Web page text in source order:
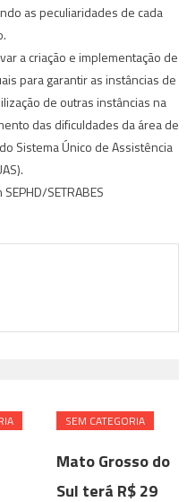
as peculiaridades de cada
a criação e implementação de
para garantir as instâncias de
de outras instâncias na
das dificuldades da área de
Sistema Único de Assistência
SETRABES
SEM CATEGORIA
Mato Grosso do
Sul terá R$ 29